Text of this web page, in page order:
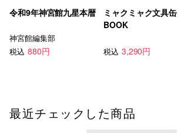
令和9年神宮館九星本暦
神宮館編集部
税込 880円
ミャクミャク文具缶
BOOK
税込 3,290円
最近チェックした商品